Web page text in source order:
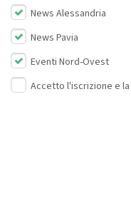
News Alessandria
News Pavia
Eventi Nord-Ovest
Accetto l'iscrizione e la